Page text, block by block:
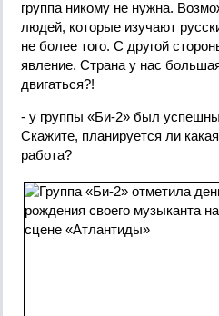
группа никому не нужна.
людей, которые изучают
не более того. С другой
явление. Страна у нас
двигаться?!
- у группы «Би-2» был
Скажите, планируется ли
работа?